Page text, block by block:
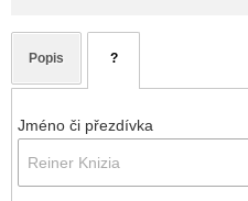
Popis ?
Jméno či přezdívka